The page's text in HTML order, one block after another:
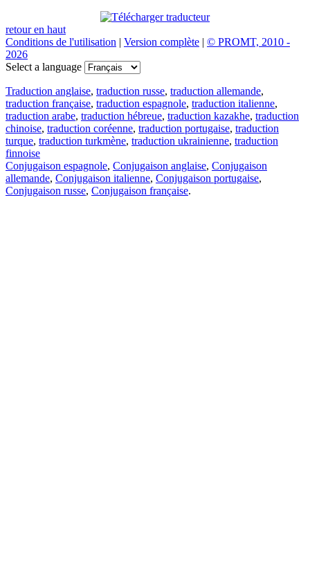
retour en haut
Conditions de l'utilisation | Version complète | © PROMT, 2010 -
2026
Select a language
Traduction anglaise, traduction russe, traduction allemande,
traduction française, traduction espagnole, traduction italienne,
traduction arabe, traduction hébreue, traduction kazakhe, traduction
chinoise, traduction coréenne, traduction portugaise, traduction
turque, traduction turkmène, traduction ukrainienne, traduction
finnoise
Conjugaison espagnole, Conjugaison anglaise, Conjugaison
allemande, Conjugaison italienne, Conjugaison portugaise,
Conjugaison russe, Conjugaison française.